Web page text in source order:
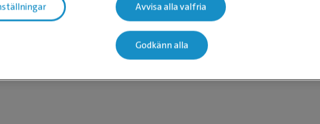
snäll och vänta medan klinikerna listas
Avvisa alla valfria
Godkänn alla